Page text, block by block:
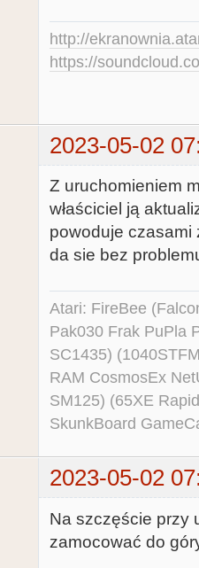
http://
https://
2023-05-02
Z uruchomieniem
właściciel ją
powoduje czasami
da sie bez
Atari: FireBee
Pak030 Frak PuPla
SC1435)
RAM CosmosEx
SM125) (65XE
SkunkBoard
2023-05-02
Na szczęście przy
zamocować do